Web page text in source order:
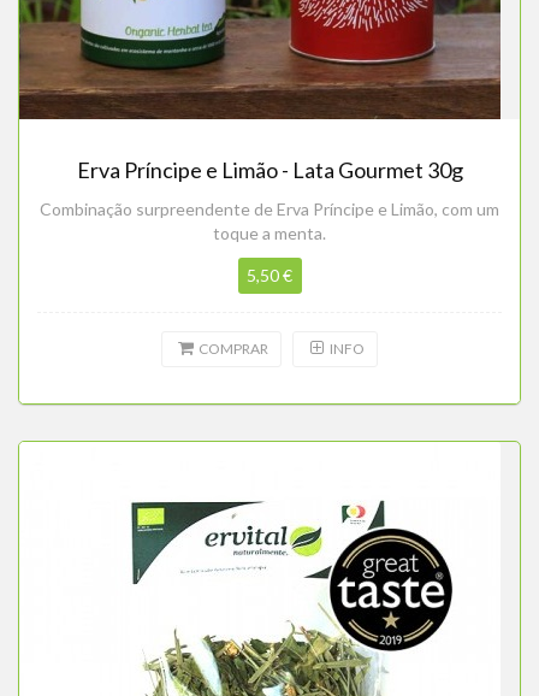
Erva Príncipe e Limão - Lata Gourmet 30g
Combinação surpreendente de Erva Príncipe e Limão, com um
toque a menta.
5,50 €
COMPRAR INFO